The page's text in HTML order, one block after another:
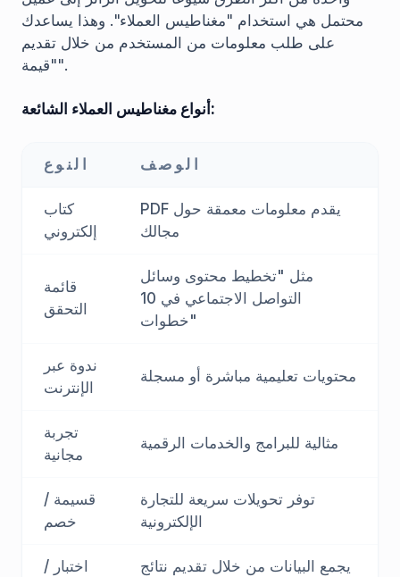
محتمل هي استخدام "مغناطيس العملاء". وهذا يساعدك
على طلب معلومات من المستخدم من خلال تقديم
"قيمة".
أنواع مغناطيس العملاء الشائعة:
النوع الوصف
كتاب
إلكتروني
PDF يقدم معلومات معمقة حول
مجالك
قائمة
التحقق
مثل "تخطيط محتوى وسائل
التواصل الاجتماعي في 10
خطوات"
ندوة عبر
الإنترنت
محتويات تعليمية مباشرة أو مسجلة
تجربة
مجانية
مثالية للبرامج والخدمات الرقمية
قسيمة /
خصم
توفر تحويلات سريعة للتجارة
الإلكترونية
اختبار /
يجمع البيانات من خلال تقديم نتائج